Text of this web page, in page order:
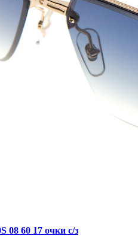
08 60 17 очки с/з